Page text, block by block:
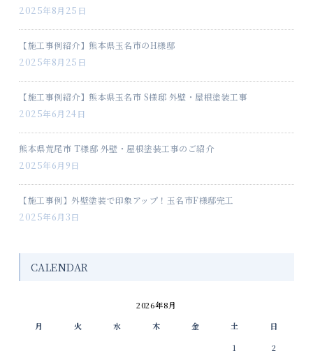
2025年8月25日
【施工事例紹介】熊本県玉名市のH様邸
2025年8月25日
【施工事例紹介】熊本県玉名市 S様邸 外壁・屋根塗装工事
2025年6月24日
熊本県荒尾市 T様邸 外壁・屋根塗装工事のご紹介
2025年6月9日
【施工事例】外壁塗装で印象アップ！玉名市F様邸完工
2025年6月3日
CALENDAR
2026年8月
月
火 水 木 金 土
日
1
2